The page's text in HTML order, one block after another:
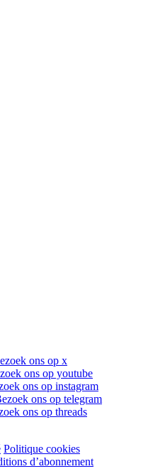
ons op x
ons op youtube
ons op instagram
ons op telegram
ons op threads
Politique cookies
d’abonnement